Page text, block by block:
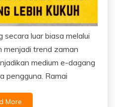
secara luar biasa melalui
menjadi trend zaman
medium e-dagang
pengguna. Ramai
More